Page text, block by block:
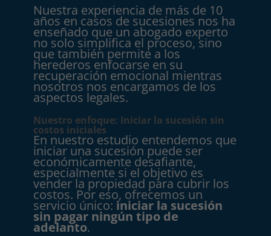
Nuestra experiencia de más de 10
años en casos de sucesiones nos ha
enseñado que un abogado experto
no solo simplifica el proceso, sino
que también permite a los
herederos enfocarse en su
recuperación emocional mientras
nosotros nos encargamos de los
aspectos legales.
Nuestro enfoque: Iniciar la sucesión sin
costos iniciales
En nuestro estudio entendemos que
iniciar una sucesión puede ser
económicamente desafiante,
especialmente si el objetivo es
vender la propiedad para cubrir los
costos. Por eso, ofrecemos un
servicio único: iniciar la sucesión
sin pagar ningún tipo de
adelanto.